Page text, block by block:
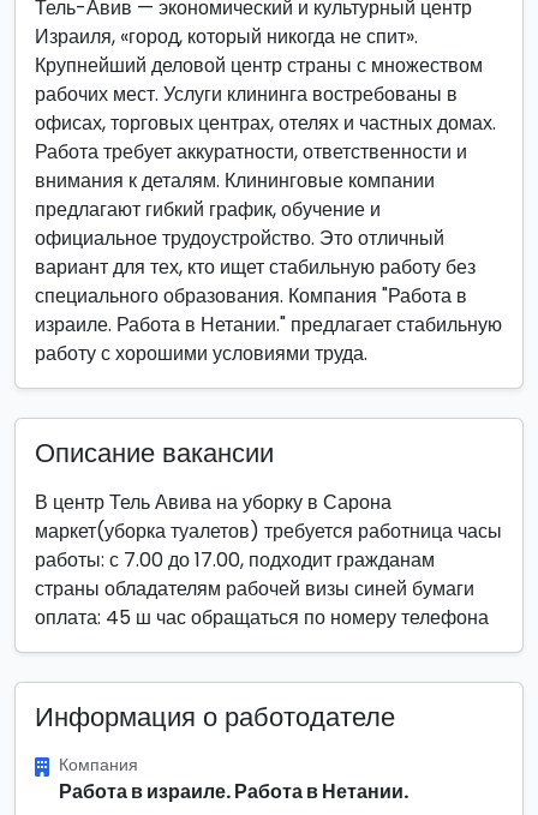
Тель-Авив — экономический и культурный центр
Израиля, «город, который никогда не спит».
Крупнейший деловой центр страны с множеством
рабочих мест. Услуги клининга востребованы в
офисах, торговых центрах, отелях и частных домах.
Работа требует аккуратности, ответственности и
внимания к деталям. Клининговые компании
предлагают гибкий график, обучение и
официальное трудоустройство. Это отличный
вариант для тех, кто ищет стабильную работу без
специального образования. Компания "Работа в
израиле. Работа в Нетании." предлагает стабильную
работу с хорошими условиями труда.
Описание вакансии
В центр Тель Авива на уборку в Сарона
маркет(уборка туалетов) требуется работница часы
работы: с 7.00 до 17.00, подходит гражданам
страны обладателям рабочей визы синей бумаги
оплата: 45 ш час обращаться по номеру телефона
Информация о работодателе
Компания
Работа в израиле. Работа в Нетании.